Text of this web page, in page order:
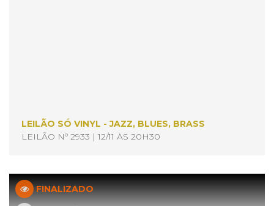
LEILÃO SÓ VINYL - JAZZ, BLUES, BRASS
LEILÃO Nº 2933 | 12/11 ÀS 20H30
FINALIZADO